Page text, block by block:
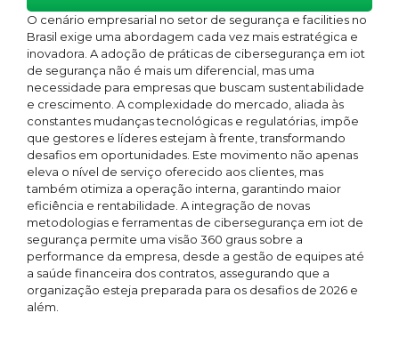
O cenário empresarial no setor de segurança e facilities no
Brasil exige uma abordagem cada vez mais estratégica e
inovadora. A adoção de práticas de cibersegurança em iot
de segurança não é mais um diferencial, mas uma
necessidade para empresas que buscam sustentabilidade
e crescimento. A complexidade do mercado, aliada às
constantes mudanças tecnológicas e regulatórias, impõe
que gestores e líderes estejam à frente, transformando
desafios em oportunidades. Este movimento não apenas
eleva o nível de serviço oferecido aos clientes, mas
também otimiza a operação interna, garantindo maior
eficiência e rentabilidade. A integração de novas
metodologias e ferramentas de cibersegurança em iot de
segurança permite uma visão 360 graus sobre a
performance da empresa, desde a gestão de equipes até
a saúde financeira dos contratos, assegurando que a
organização esteja preparada para os desafios de 2026 e
além.